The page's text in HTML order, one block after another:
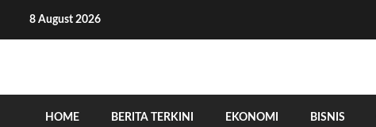
8 August 2026
HOME BERITA TERKINI EKONOMI BISNIS